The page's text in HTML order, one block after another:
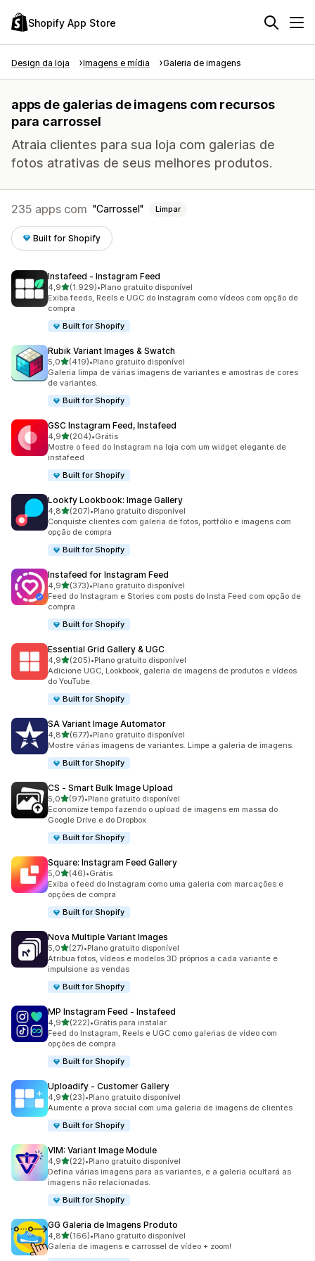
Shopify App Store
Design da loja Imagens e mídia Galeria de imagens
apps de galerias de imagens com recursos
para carrossel
Atraia clientes para sua loja com galerias de
fotos atrativas de seus melhores produtos.
235 apps com Carrossel Limpar
Built for Shopify
Instafeed ‑ Instagram Feed
4,9de 5 estrelas
(1.929)
1929 avaliações ao todo
•Plano gratuito disponível
Exiba feeds, Reels e UGC do Instagram como vídeos com opção de
compra
Built for Shopify
Rubik Variant Images & Swatch
5,0de 5 estrelas
(419)
419 avaliações ao todo
•Plano gratuito disponível
Galeria limpa de várias imagens de variantes e amostras de cores
de variantes.
Built for Shopify
GSC Instagram Feed, Instafeed
4,9de 5 estrelas
(204)
204 avaliações ao todo
•Grátis
Mostre o feed do Instagram na loja com um widget elegante de
instafeed
Built for Shopify
Lookfy Lookbook: Image Gallery
4,8de 5 estrelas
(207)
207 avaliações ao todo
•Plano gratuito disponível
Conquiste clientes com galeria de fotos, portfólio e imagens com
opção de compra
Built for Shopify
Instafeed for Instagram Feed
4,9de 5 estrelas
(373)
373 avaliações ao todo
•Plano gratuito disponível
Feed do Instagram e Stories com posts do Insta Feed com opção de
compra
Built for Shopify
Essential Grid Gallery & UGC
4,9de 5 estrelas
(205)
205 avaliações ao todo
•Plano gratuito disponível
Adicione UGC, Lookbook, galeria de imagens de produtos e vídeos
do YouTube.
Built for Shopify
SA Variant Image Automator
4,8de 5 estrelas
(677)
677 avaliações ao todo
•Plano gratuito disponível
Mostre várias imagens de variantes. Limpe a galeria de imagens.
Built for Shopify
CS ‑ Smart Bulk Image Upload
5,0de 5 estrelas
(97)
97 avaliações ao todo
•Plano gratuito disponível
Economize tempo fazendo o upload de imagens em massa do
Google Drive e do Dropbox
Built for Shopify
Square: Instagram Feed Gallery
5,0de 5 estrelas
(46)
46 avaliações ao todo
•Grátis
Exiba o feed do Instagram como uma galeria com marcações e
opções de compra
Built for Shopify
Nova Multiple Variant Images
5,0de 5 estrelas
(27)
27 avaliações ao todo
•Plano gratuito disponível
Atribua fotos, vídeos e modelos 3D próprios a cada variante e
impulsione as vendas
Built for Shopify
MP Instagram Feed ‑ Instafeed
4,9de 5 estrelas
(222)
222 avaliações ao todo
•Grátis para instalar
Feed do Instagram, Reels e UGC como galerias de vídeo com
opções de compra
Built for Shopify
Uploadify ‑ Customer Gallery
4,9de 5 estrelas
(23)
23 avaliações ao todo
•Plano gratuito disponível
Aumente a prova social com uma galeria de imagens de clientes
Built for Shopify
VIM: Variant Image Module
4,9de 5 estrelas
(22)
22 avaliações ao todo
•Plano gratuito disponível
Defina várias imagens para as variantes, e a galeria ocultará as
imagens não relacionadas.
Built for Shopify
GG Galeria de Imagens Produto
4,8de 5 estrelas
(166)
166 avaliações ao todo
•Plano gratuito disponível
Galeria de imagens e carrossel de vídeo + zoom!